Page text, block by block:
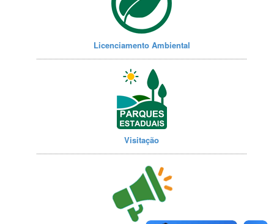
Licenciamento Ambiental
Visitação